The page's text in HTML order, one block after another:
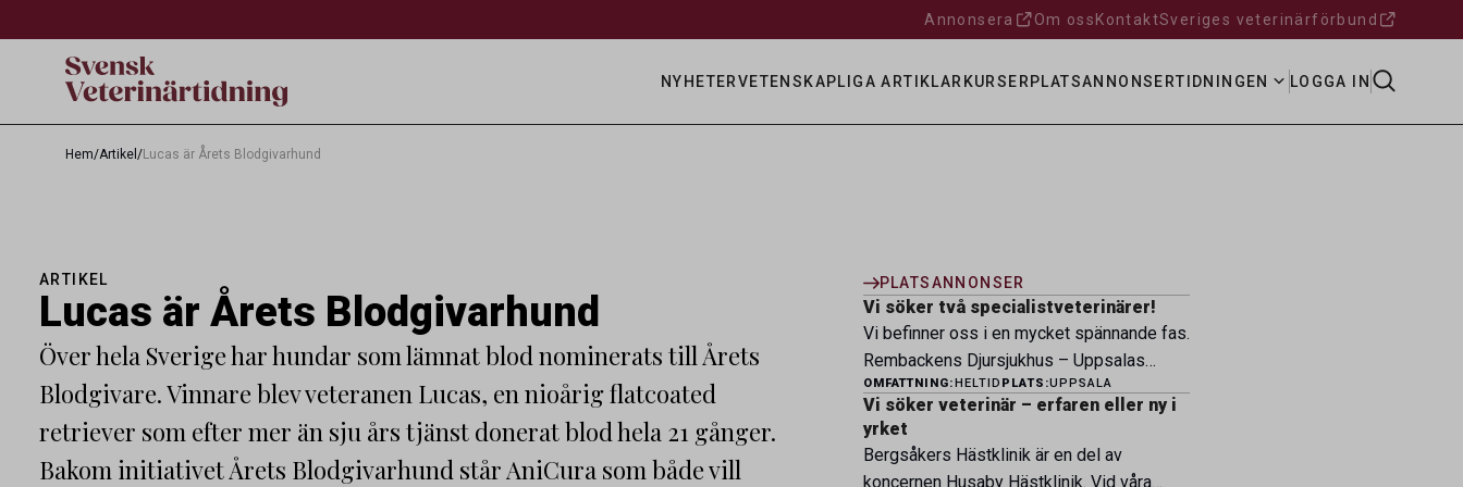
Annonsera Om oss KontaktSveriges veterinärförbund
NYHETERVETENSKAPLIGA ARTIKLAR KURSER PLATSANNONSERTIDNINGEN LOGGA IN
Hem/Artikel /Lucas är Årets Blodgivarhund
ARTIKEL
Lucas är Årets Blodgivarhund
Över hela Sverige har hundar som lämnat blod nominerats till Årets
Blodgivare. Vinnare blev veteranen Lucas, en nioårig flatcoated
retriever som efter mer än sju års tjänst donerat blod hela 21 gånger.
Bakom initiativet Årets Blodgivarhund står AniCura som både vill
PLATSANNONSER
Vi söker två specialistveterinärer!
Vi befinner oss i en mycket spännande fas.
Rembackens Djursjukhus – Uppsalas
ledande djursjukhus – expanderar nu sin
specialistverksamhet och söker
legitimerade veterinärer med
specialistkompetens som vill vara med
OMFATTNING:HELTID PLATS:UPPSALA
Vi söker veterinär – erfaren eller ny i
yrket
Bergsåkers Hästklinik är en del av
koncernen Husaby Hästklinik. Vid våra